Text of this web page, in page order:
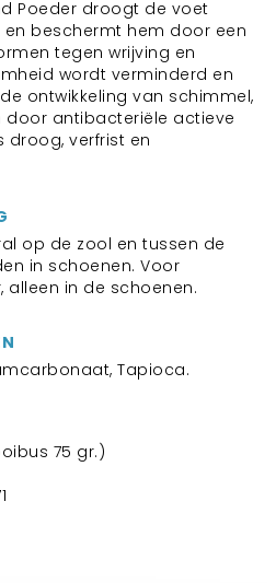
Poeder droogt de voet
beschermt hem door een
tegen wrijving en
wordt verminderd en
ontwikkeling van schimmel,
antibacteriële actieve
droog, verfrist en
op de zool en tussen de
in schoenen. Voor
alleen in de schoenen.
Tapioca.
75 gr.)